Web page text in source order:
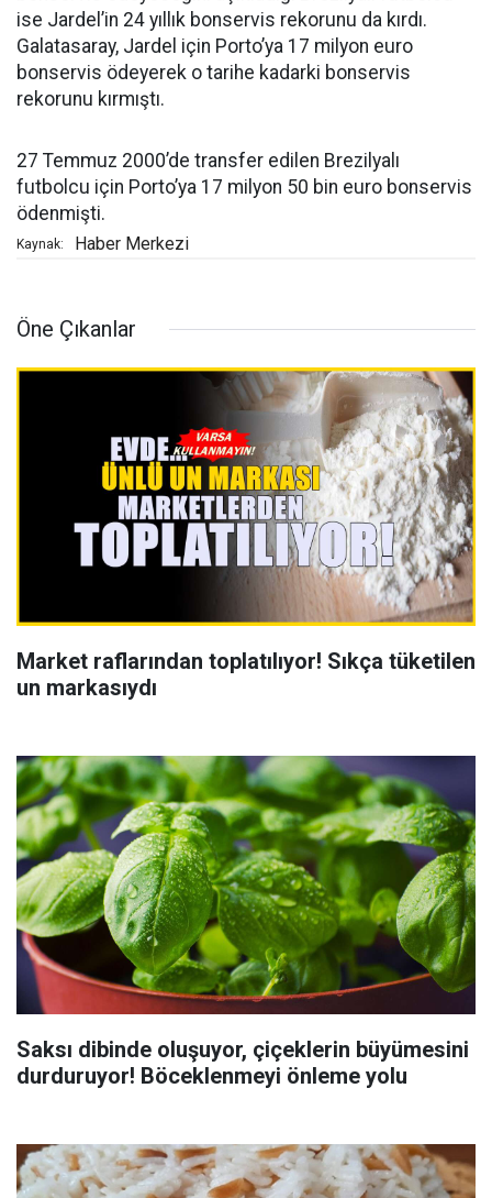
ise Jardel’in 24 yıllık bonservis rekorunu da kırdı.
Galatasaray, Jardel için Porto’ya 17 milyon euro
bonservis ödeyerek o tarihe kadarki bonservis
rekorunu kırmıştı.
27 Temmuz 2000’de transfer edilen Brezilyalı
futbolcu için Porto’ya 17 milyon 50 bin euro bonservis
ödenmişti.
Kaynak: Haber Merkezi
Öne Çıkanlar
Market raflarından toplatılıyor! Sıkça tüketilen
un markasıydı
Saksı dibinde oluşuyor, çiçeklerin büyümesini
durduruyor! Böceklenmeyi önleme yolu